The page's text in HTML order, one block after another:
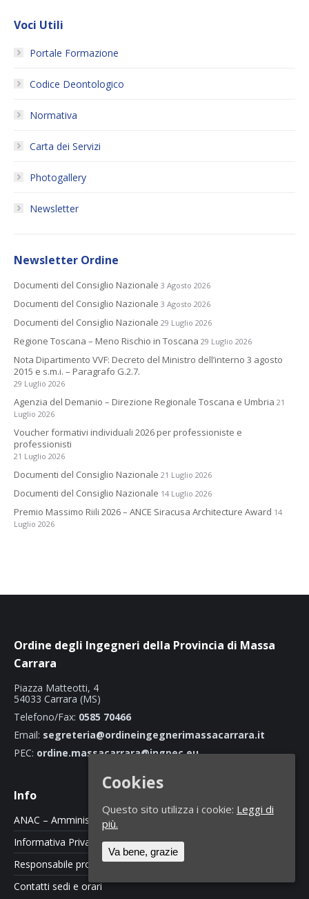
Voci Utili
Portale Formazione
Codice Deontologico
Normativa
Carta dei Servizi
Photogallery
Newsletter
Newsletter Ordine
Documenti del Consiglio Nazionale 3 Agosto 2026
Documenti del Consiglio Nazionale 3 Agosto 2026
Documenti del Consiglio Nazionale 29 Luglio 2026
Regione Toscana – Meno Rischio in Toscana 29 Luglio 2026
Nota Dipartimento VVF: Decreto del Ministro dell’interno 3 agosto
2015 e s.m.i. – Paragrafo G.2.7.
29 Luglio 2026
Agenzia del Demanio – Direzione Regionale Toscana e Umbria 21
Luglio 2026
Voucher formativi individuali 2026 per professioniste e
professionisti
21 Luglio 2026
Documenti del Consiglio Nazionale 21 Luglio 2026
Documenti del Consiglio Nazionale 14 Luglio 2026
Premio Massimo Riili 2026 – ANCE Siracusa Architecture Award 14
Luglio 2026
Ordine degli Ingegneri della Provincia di Massa
Carrara
Piazza Matteotti, 4
54033 Carrara (MS)
Telefono/Fax: 0585 70466
Email: segreteria@ordineingegnerimassacarrara.it
PEC: ordine.massacarrara@ingpec.eu
Info
ANAC – Amministrazione Trasparente
Informativa Privacy e Cookie Policy
Responsabile protezione dati
Contatti sedi e orari
Cookies
Questo sito utilizza i cookie: Leggi di
più.
Va bene, grazie